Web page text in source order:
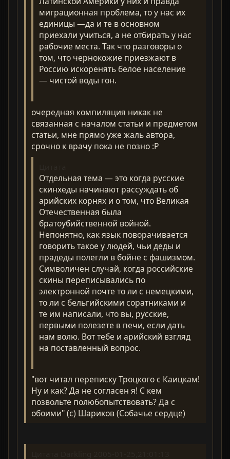
миграционная проблема, то у нас их
единицы —да и те в основном
приехали учиться, а не отбирать у нас
рабочие места. Так что разговоры о
том, что чернокожие приезжают в
Россию искоренять белое население
— чистой воды гон.
очередная компиляция никак не
связанная с началом статьи и предметом
статьи, мне прямо уже жаль автора,
срочно к врачу пока не позно :P
Отдельная тема — это когда русские
скинхеды начинают рассуждать об
арийских корнях и о том, что Великая
Отечественная была
братоубийственной войной.
Непонятно, как язык поворачивается
говорить такое у людей, чьи деды и
прадеды полегли в бойне с фашизмом.
Символичен случай, когда российские
скины переписывались по
электронной почте то ли с немецкими,
то ли c бельгийскими соратниками и
те им написали, что вы, русские,
первыми полезете в печи, если дать
нам волю. Вот тебе и арийский взгляд
на поставленный вопрос.
"вот читал переписку Троцкого с Каицкам!
Ну и как? Да не согласен я! С кем
позвольте полюбопытствовать? Да с
обоими" (с) Шариков (Собачье сердце)